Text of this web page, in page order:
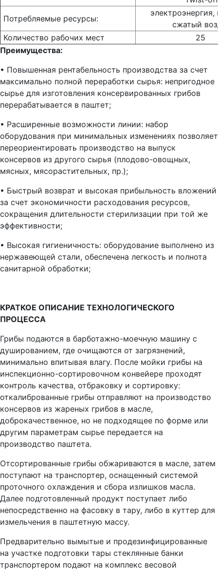
Потребляемые ресурсы:
электроэнергия,
сжатый
Количество рабочих мест
25
Преимущества:
• Повышенная рентабельность производства за счет
максимально полной переработки сырья: непригодное
сырье для изготовления консервированных грибов
перерабатывается в паштет;
• Расширенные возможности линии: набор
оборудования при минимальных изменениях позволяет
переориентировать производство на выпуск
консервов из другого сырья (плодово-овощных,
мясных, мясорастительных, пр.);
• Быстрый возврат и высокая прибыльность вложений
за счет экономичности расходования ресурсов,
сокращения длительности стерилизации при той же
эффективности;
• Высокая гигиеничность: оборудование выполнено из
нержавеющей стали, обеспечена легкость и полнота
санитарной обработки;
КРАТКОЕ ОПИСАНИЕ ТЕХНОЛОГИЧЕСКОГО
ПРОЦЕССА
Грибы подаются в барботажно-моечную машину с
душированием, где очищаются от загрязнений,
минимально впитывая влагу. После мойки грибы на
инспекционно-сортировочном конвейере проходят
контроль качества, отбраковку и сортировку:
откалиброванные грибы отправляют на производство
консервов из жареных грибов в масле,
доброкачественное, но не подходящее по форме или
другим параметрам сырье передается на
производство паштета.
Отсортированные грибы обжариваются в масле, затем
поступают на транспортер, оснащенный системой
проточного охлаждения и сбора излишков масла.
Далее подготовленный продукт поступает либо
непосредственно на фасовку в тару, либо в куттер для
измельчения в паштетную массу.
Предварительно вымытые и продезинфицированные
на участке подготовки тары стеклянные банки
транспортером подают на комплекс весовой